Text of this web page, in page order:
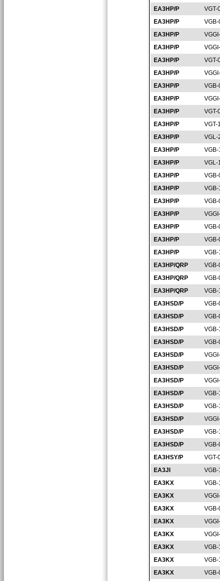
EA3HP/P
VGT-
EA3HP/P
EA3HP/P
EA3HP/P
EA3HP/P
VGT-
EA3HP/P
EA3HP/P
EA3HP/P
EA3HP/P
VGT-
EA3HP/P
VGT-
EA3HP/P
VGL-
EA3HP/P
VGB-
EA3HP/P
VGL-
EA3HP/P
EA3HP/P
EA3HP/P
EA3HP/P
EA3HP/P
EA3HP/P
EA3HP/P
EA3HP/QRP
EA3HP/QRP
EA3HP/QRP
VGB-
EA3HSD/P
EA3HSD/P
EA3HSD/P
EA3HSD/P
EA3HSD/P
EA3HSD/P
EA3HSD/P
EA3HSD/P
EA3HSD/P
EA3HSD/P
EA3HSD/P
EA3HSD/P
EA3HSY/P
VGT-
EA3JI
EA3KX
EA3KX
EA3KX
EA3KX
EA3KX
EA3KX
EA3KX
EA3KX